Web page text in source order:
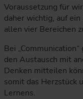
Voraussetzung für
daher wichtig, auf
allen vier Bereichen
Bei
den Austausch mit
Denken mitteilen
somit das Herzstück
Lernens.